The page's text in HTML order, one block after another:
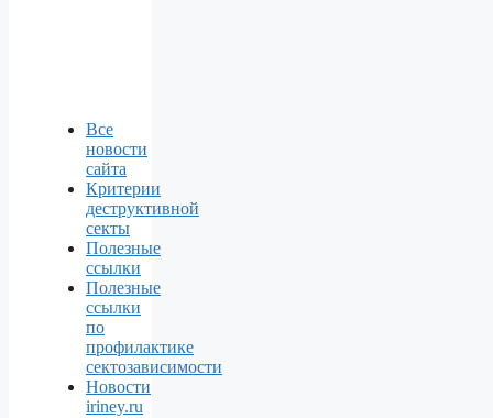
Все
новости
сайта
Критерии
деструктивной
секты
Полезные
ссылки
Полезные
ссылки
по
профилактике
сектозависимости
Новости
iriney.ru